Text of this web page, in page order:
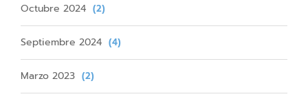
Octubre 2024 (2)
Septiembre 2024 (4)
Marzo 2023 (2)